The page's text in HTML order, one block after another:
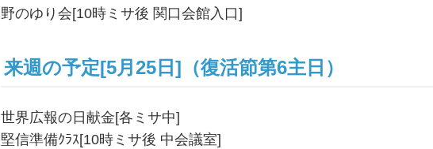
野のゆり会[10時ミサ後 関口会館入口]
来週の予定[5月25日]（復活節第6主日）
世界広報の日献金[各ミサ中]
堅信準備ｸﾗｽ[10時ミサ後 中会議室]